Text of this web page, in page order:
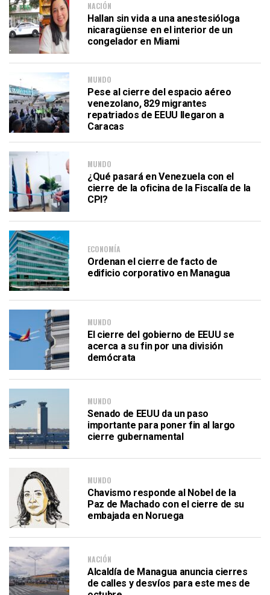
NACIÓN
Hallan sin vida a una anestesióloga
nicaragüense en el interior de un
congelador en Miami
MUNDO
Pese al cierre del espacio aéreo
venezolano, 829 migrantes
repatriados de EEUU llegaron a
Caracas
MUNDO
¿Qué pasará en Venezuela con el
cierre de la oficina de la Fiscalía de la
CPI?
ECONOMÍA
Ordenan el cierre de facto de
edificio corporativo en Managua
MUNDO
El cierre del gobierno de EEUU se
acerca a su fin por una división
demócrata
MUNDO
Senado de EEUU da un paso
importante para poner fin al largo
cierre gubernamental
MUNDO
Chavismo responde al Nobel de la
Paz de Machado con el cierre de su
embajada en Noruega
NACIÓN
Alcaldía de Managua anuncia cierres
de calles y desvíos para este mes de